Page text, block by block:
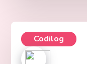
Codilog